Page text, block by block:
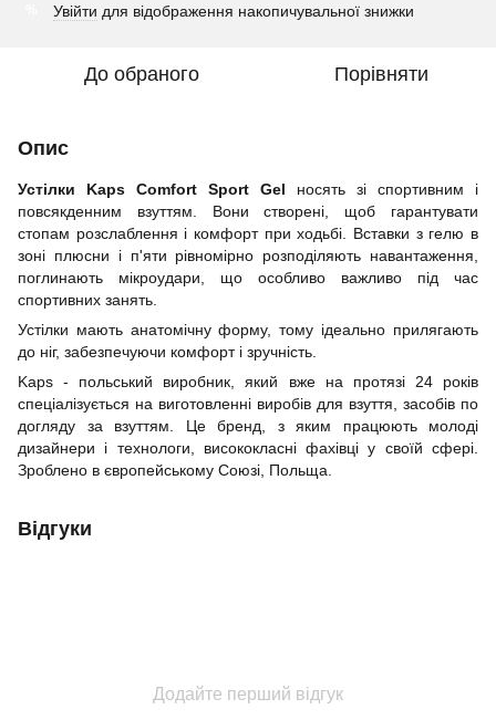
Увійти для відображення накопичувальної знижки
До обраного Порівняти
Опис
Устілки Kaps Comfort Sport Gel носять зі спортивним і
повсякденним взуттям. Вони створені, щоб гарантувати
стопам розслаблення і комфорт при ходьбі. Вставки з гелю в
зоні плюсни і п'яти рівномірно розподіляють навантаження,
поглинають мікроудари, що особливо важливо під час
спортивних занять.
Устілки мають анатомічну форму, тому ідеально прилягають
до ніг, забезпечуючи комфорт і зручність.
Kaps - польський виробник, який вже на протязі 24 років
спеціалізується на виготовленні виробів для взуття, засобів по
догляду за взуттям. Це бренд, з яким працюють молоді
дизайнери і технологи, висококласні фахівці у своїй сфері.
Зроблено в європейському Союзі, Польща.
Відгуки
Додайте перший відгук